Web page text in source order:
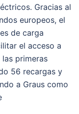
Gracias al
europeos, el
de carga
el acceso a
primeras
56 recargas y
a Graus como